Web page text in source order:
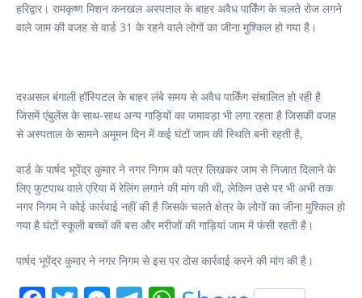
हरिद्वार। रामकृष्ण मिशन कनखल अस्पताल के बाहर अवैध पार्किंग के चलते रोज लगने
वाले जाम की वजह से वार्ड 31 के रहने वाले लोगों का जीना मुश्किल हो गया है।
दरअसल बंगाली हॉस्पिटल के बाहर लंबे समय से अवैध पार्किंग संचालित हो रही है
जिसमें एंबुलेंस के साथ-साथ अन्य गाड़ियों का जमावड़ा भी लगा रहता है जिसकी वजह
से अस्पताल के सामने अमूमन दिन में कई घंटों जाम की स्थिति बनी रहती है,
वार्ड के पार्षद भूपेंद्र कुमार ने नगर निगम को पत्र लिखकर जाम से निजात दिलाने के
लिए फुटपाथ वाले एरिया में रेलिंग लगाने की मांग की थी, लेकिन उसे पर भी अभी तक
नगर निगम ने कोई कार्रवाई नहीं की है जिसके चलते क्षेत्र के लोगों का जीना मुश्किल हो
गया है घंटों स्कूली बच्चों की बस और मरीजों की गाड़ियां जाम में फंसी रहती है।
पार्षद भूपेंद्र कुमार ने नगर निगम से इस पर ठोस कार्रवाई करने की मांग की है।